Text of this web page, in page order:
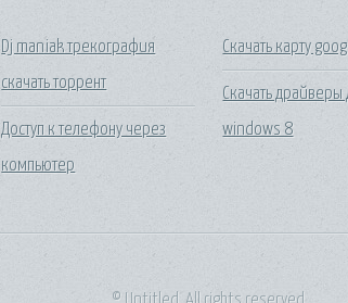
Dj maniak трекография
скачать торрент
Доступ к телефону через
компьютер
Скачать карту
Скачать драйверы
windows 8